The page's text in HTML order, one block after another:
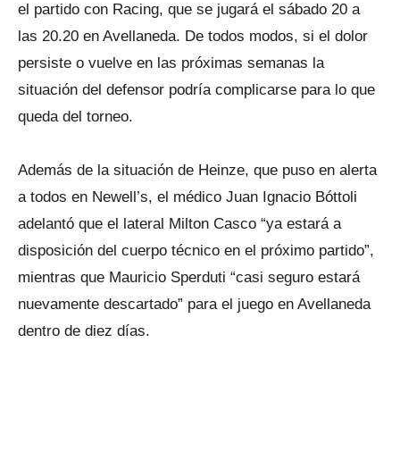
el partido con Racing, que se jugará el sábado 20 a
las 20.20 en Avellaneda. De todos modos, si el dolor
persiste o vuelve en las próximas semanas la
situación del defensor podría complicarse para lo que
queda del torneo.
Además de la situación de Heinze, que puso en alerta
a todos en Newell’s, el médico Juan Ignacio Bóttoli
adelantó que el lateral Milton Casco “ya estará a
disposición del cuerpo técnico en el próximo partido”,
mientras que Mauricio Sperduti “casi seguro estará
nuevamente descartado” para el juego en Avellaneda
dentro de diez días.